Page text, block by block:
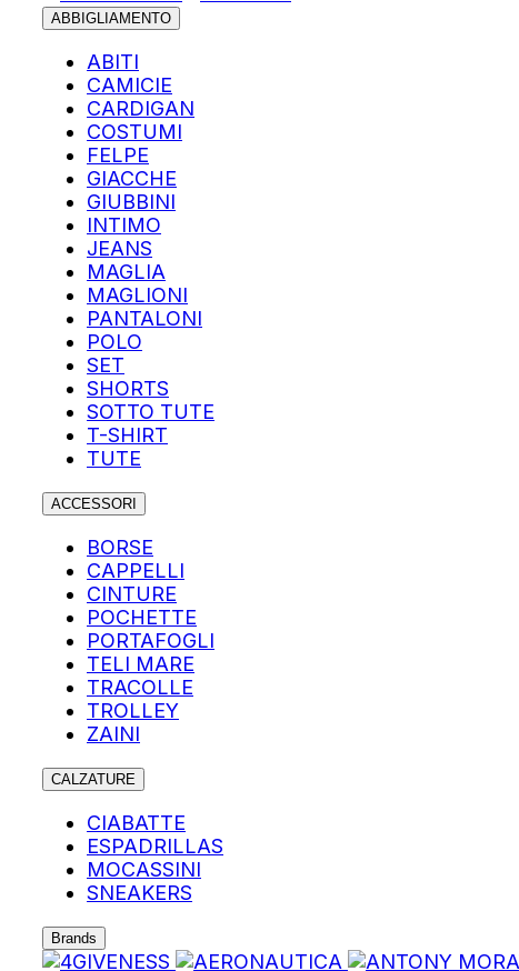
ABBIGLIAMENTO
ABITI
CAMICIE
CARDIGAN
COSTUMI
FELPE
GIACCHE
GIUBBINI
INTIMO
JEANS
MAGLIA
MAGLIONI
PANTALONI
POLO
SET
SHORTS
SOTTO TUTE
T-SHIRT
TUTE
ACCESSORI
BORSE
CAPPELLI
CINTURE
POCHETTE
PORTAFOGLI
TELI MARE
TRACOLLE
TROLLEY
ZAINI
CALZATURE
CIABATTE
ESPADRILLAS
MOCASSINI
SNEAKERS
Brands